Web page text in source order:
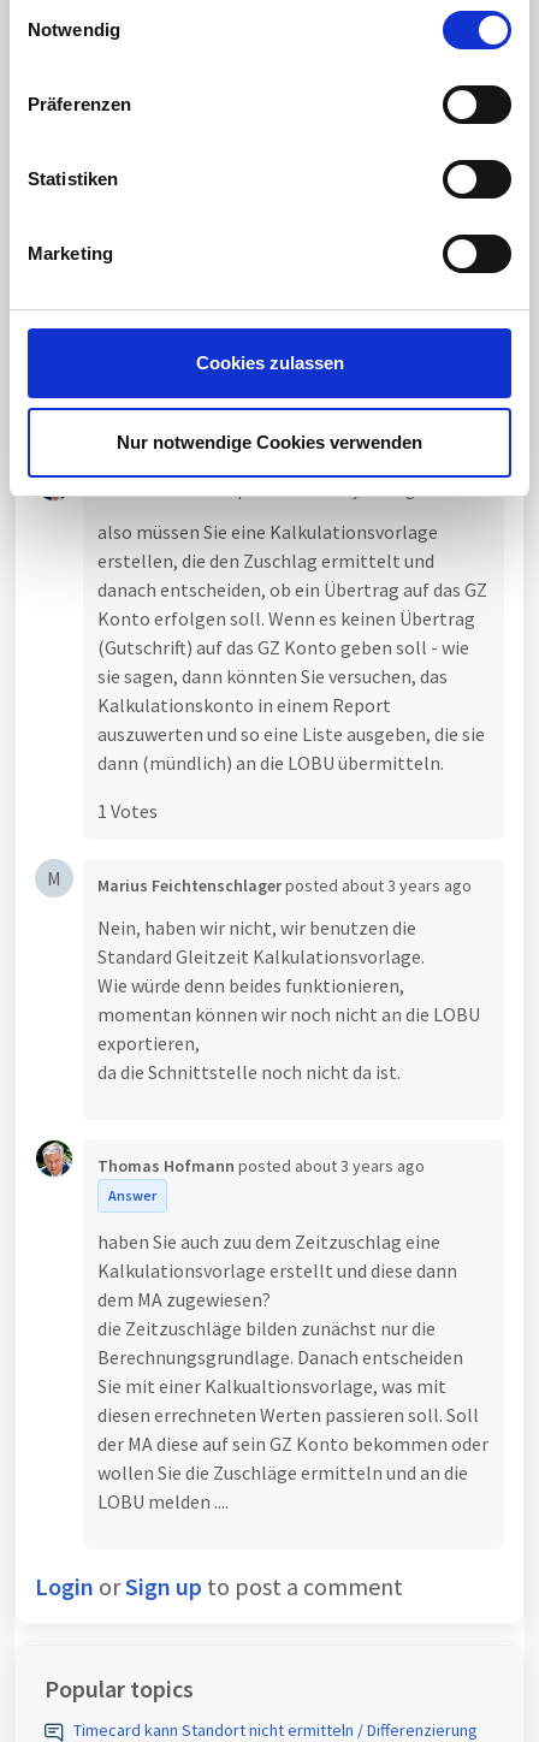
Weitere Informationen finden Sie in unserer
a
Notwendig
Präferenzen
Statistiken
Marketing
Cookies zulassen
Nur notwendige Cookies verwenden
Sie
Nein, das haben wir nicht. Wir verwenden
Gleitzeit.
ablaufen? Derzeit können wir noch nicht zur
Schnittstelle noch nicht verfügbar ist.
geometry dash lite 2
also müssen Sie eine Kalkulationsvorlage
erstellen, die den Zuschlag ermittelt und
danach entscheiden, ob ein Übertrag auf das GZ
Konto erfolgen soll. Wenn es keinen Übertrag
(Gutschrift) auf das GZ Konto geben soll - wie
sie sagen, dann könnten Sie versuchen, das
Kalkulationskonto in einem Report
auszuwerten und so eine Liste ausgeben, die sie
dann (mündlich) an die LOBU übermitteln.
1 Votes
M Marius Feichtenschlagerposted about 3 years ago
Nein, haben wir nicht, wir benutzen die
Standard Gleitzeit Kalkulationsvorlage.
Wie würde denn beides funktionieren,
momentan können wir noch nicht an die LOBU
exportieren,
da die Schnittstelle noch nicht da ist.
Thomas Hofmann posted about 3 years ago
Answer
haben Sie auch zuu dem Zeitzuschlag eine
Kalkulationsvorlage erstellt und diese dann
dem MA zugewiesen?
die Zeitzuschläge bilden zunächst nur die
Berechnungsgrundlage. Danach entscheiden
Sie mit einer Kalkualtionsvorlage, was mit
diesen errechneten Werten passieren soll. Soll
der MA diese auf sein GZ Konto bekommen oder
wollen Sie die Zuschläge ermitteln und an die
LOBU melden ....
Login orSign up to post a comment
Popular topics
Timecard kann Standort nicht ermitteln / Differenzierung